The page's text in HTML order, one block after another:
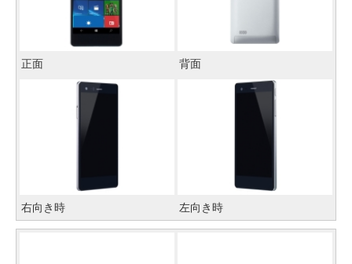
正面 背面
右向き時 左向き時